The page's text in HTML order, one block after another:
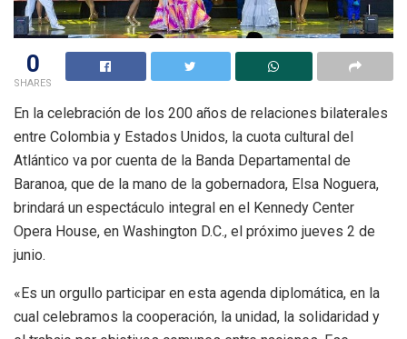
0
SHARES
En la celebración de los 200 años de relaciones bilaterales
entre Colombia y Estados Unidos, la cuota cultural del
Atlántico va por cuenta de la Banda Departamental de
Baranoa, que de la mano de la gobernadora, Elsa Noguera,
brindará un espectáculo integral en el Kennedy Center
Opera House, en Washington D.C., el próximo jueves 2 de
junio.
«Es un orgullo participar en esta agenda diplomática, en la
cual celebramos la cooperación, la unidad, la solidaridad y